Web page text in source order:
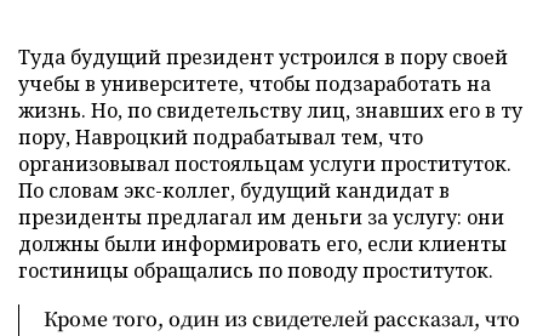
Туда будущий президент устроился в пору своей
учебы в университете, чтобы подзаработать на
жизнь. Но, по свидетельству лиц, знавших его в ту
пору, Навроцкий подрабатывал тем, что
организовывал постояльцам услуги проституток.
По словам экс-коллег, будущий кандидат в
президенты предлагал им деньги за услугу: они
должны были информировать его, если клиенты
гостиницы обращались по поводу проституток.
Кроме того, один из свидетелей рассказал, что